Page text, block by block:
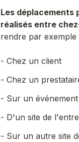
Les déplacements
réalisés entre
rendre par exemple
- Chez un client
- Chez un
- Sur un événement
- D'un site de
- Sur un autre site